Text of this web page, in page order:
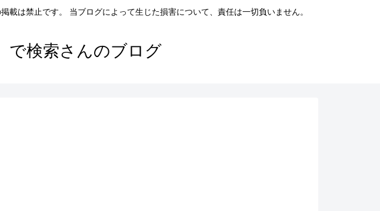
は禁止です。 当ブログによって生じた損害について、責任は一切負いません。
で検索さんのブログ